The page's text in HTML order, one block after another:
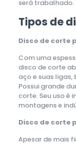
será trabalhado.
Tipos de
Disco de corte
Com uma
disco de corte
aço e suas
Possui grande
corte. Seu uso é
montagens e
Disco de corte
Apesar de mais